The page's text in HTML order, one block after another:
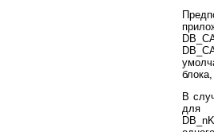
В
для